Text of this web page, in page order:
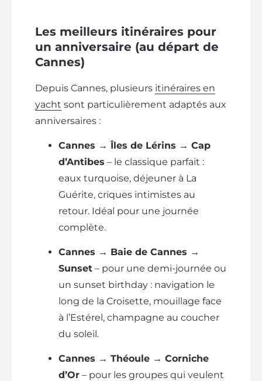
Les meilleurs itinéraires pour
un anniversaire (au départ de
Cannes)
Depuis Cannes, plusieurs itinéraires en
yacht sont particulièrement adaptés aux
anniversaires :
Cannes → Îles de Lérins → Cap
d’Antibes – le classique parfait :
eaux turquoise, déjeuner à La
Guérite, criques intimistes au
retour. Idéal pour une journée
complète.
Cannes → Baie de Cannes →
Sunset – pour une demi-journée ou
un sunset birthday : navigation le
long de la Croisette, mouillage face
à l’Estérel, champagne au coucher
du soleil.
Cannes → Théoule → Corniche
d’Or – pour les groupes qui veulent